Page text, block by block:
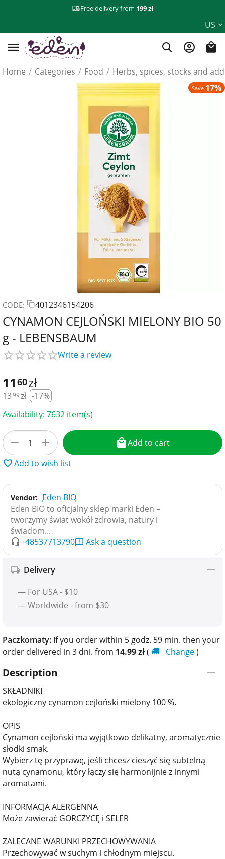
Free delivery from 199 zł
US
Home / Categories / Food / Herbs, spices, stocks and
Save 17%
CODE: 4012346154206
CYNAMON CEJLOŃSKI MIELONY BIO 50
g - LEBENSBAUM
Write a review
11 60zł
1399zł -17%
Availability: 7632 item(s)
+
−
Add to cart
Add to wish list
Vendor: Eden BIO
Eden BIO to oficjalny sklep marki Eden –
tworzymy świat wokół zdrowia, natury i
świadom...
+48537713790
Ask a question
Delivery
— For USA - $10
— Worldwide - from $30
Paczkomaty: If you order within 5 godz. 59 min. then your
order delivered in 3 dni. from 14.99zł( Change)
Description
SKŁADNIKI
ekologiczny cynamon cejloński mielony 100 %.
OPIS
Cynamon cejloński ma wyjątkowo delikatny, aromatycznie
słodki smak.
Wybierz tę przyprawę, jeśli chcesz cieszyć się subtelną
nutą cynamonu, który łączy się harmonijnie z innymi
aromatami.
INFORMACJA ALERGENNA
Może zawierać GORCZYCĘ i SELER
ZALECANE WARUNKI PRZECHOWYWANIA
Przechowywać w suchym i chłodnym miejscu.